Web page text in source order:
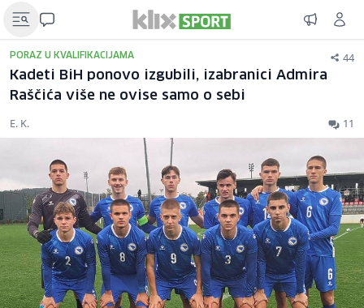
PORAZ U KVALIFIKACIJAMA 44
Kadeti BiH ponovo izgubili, izabranici Admira
Raščića više ne ovise samo o sebi
E. K. 11